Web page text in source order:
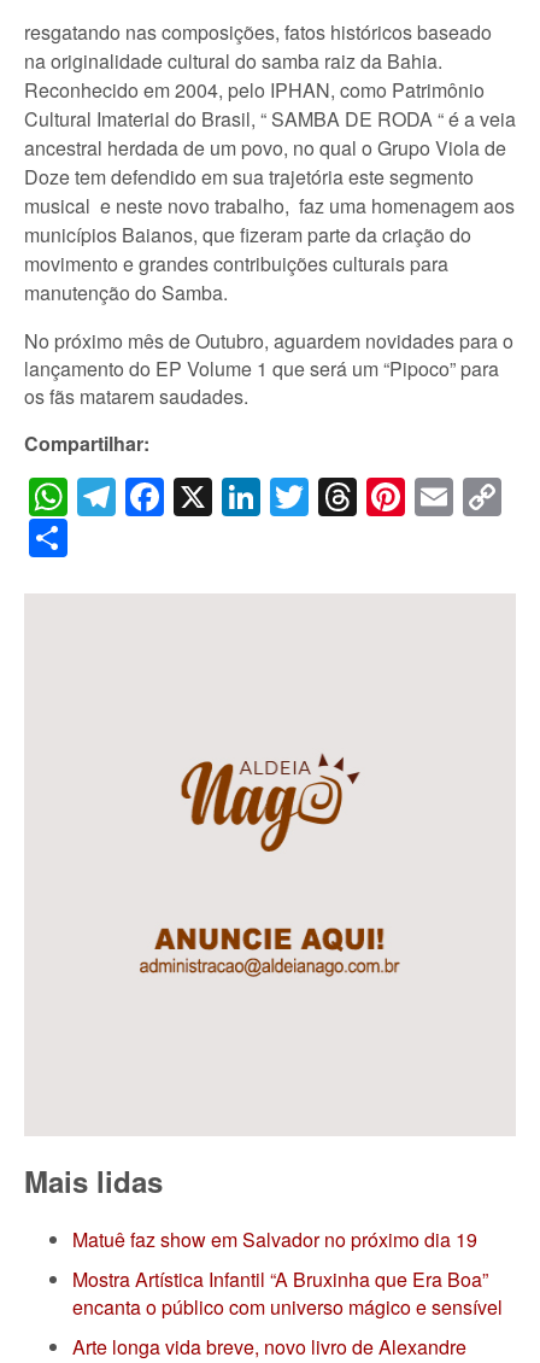
resgatando nas composições, fatos históricos baseado
na originalidade cultural do samba raiz da Bahia.
Reconhecido em 2004, pelo IPHAN, como Patrimônio
Cultural Imaterial do Brasil, “ SAMBA DE RODA “ é a veia
ancestral herdada de um povo, no qual o Grupo Viola de
Doze tem defendido em sua trajetória este segmento
musical e neste novo trabalho, faz uma homenagem aos
municípios Baianos, que fizeram parte da criação do
movimento e grandes contribuições culturais para
manutenção do Samba.
No próximo mês de Outubro, aguardem novidades para o
lançamento do EP Volume 1 que será um “Pipoco” para
os fãs matarem saudades.
Compartilhar:
WhatsApp
Telegram
Facebook
X LinkedIn
Twitter
Threads
Mais lidas
Matuê faz show em Salvador no próximo dia 19
Mostra Artística Infantil “A Bruxinha que Era Boa”
encanta o público com universo mágico e sensível
Arte longa vida breve, novo livro de Alexandre